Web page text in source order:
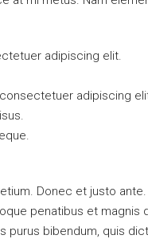
adipiscing elit.
adipiscing
Donec et justo
penatibus et magnis
purus bibendum, quis